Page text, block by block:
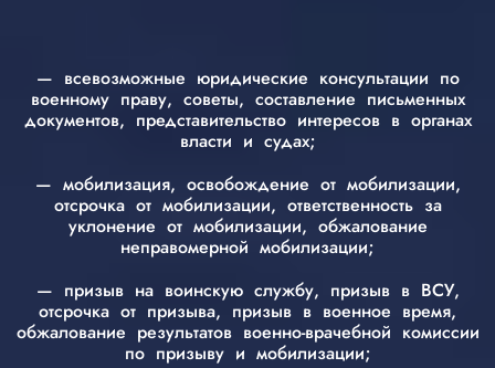
— всевозможные юридические консультации по
военному праву, советы, составление письменных
документов, представительство интересов в органах
власти и судах;
— мобилизация, освобождение от мобилизации,
отсрочка от мобилизации, ответственность за
уклонение от мобилизации, обжалование
неправомерной мобилизации;
— призыв на воинскую службу, призыв в ВСУ,
отсрочка от призыва, призыв в военное время,
обжалование результатов военно-врачебной комиссии
по призыву и мобилизации;